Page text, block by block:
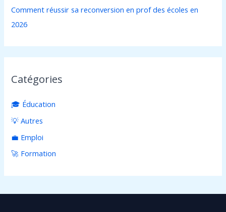
Comment réussir sa reconversion en prof des écoles en
2026
Catégories
🎓 Éducation
💡 Autres
💼 Emploi
🚀 Formation